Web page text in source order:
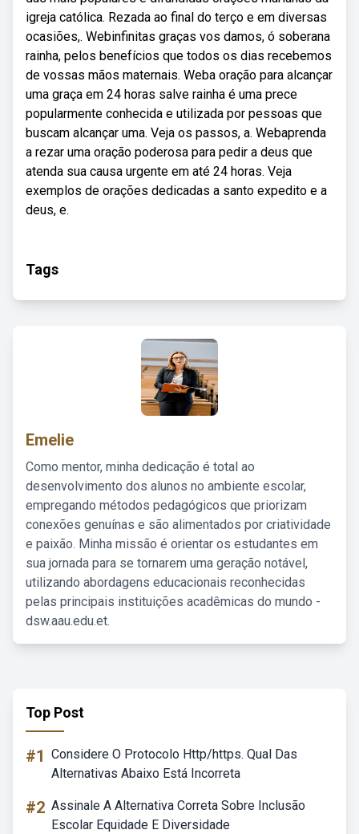
igreja católica. Rezada ao final do terço e em diversas
ocasiões,. Webinfinitas graças vos damos, ó soberana
rainha, pelos benefícios que todos os dias recebemos
de vossas mãos maternais. Weba oração para alcançar
uma graça em 24 horas salve rainha é uma prece
popularmente conhecida e utilizada por pessoas que
buscam alcançar uma. Veja os passos, a. Webaprenda
a rezar uma oração poderosa para pedir a deus que
atenda sua causa urgente em até 24 horas. Veja
exemplos de orações dedicadas a santo expedito e a
deus, e.
Tags
Emelie
Como mentor, minha dedicação é total ao
desenvolvimento dos alunos no ambiente escolar,
empregando métodos pedagógicos que priorizam
conexões genuínas e são alimentados por criatividade
e paixão. Minha missão é orientar os estudantes em
sua jornada para se tornarem uma geração notável,
utilizando abordagens educacionais reconhecidas
pelas principais instituições acadêmicas do mundo -
dsw.aau.edu.et.
Top Post
#1 Considere O Protocolo Http/https. Qual Das
Alternativas Abaixo Está Incorreta
#2 Assinale A Alternativa Correta Sobre Inclusão
Escolar Equidade E Diversidade